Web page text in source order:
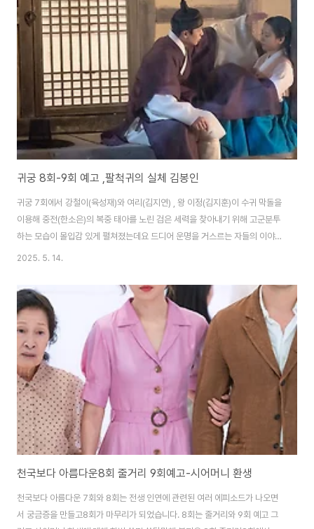
해 온몸을 던지는 장면이 그려졌죠. 가슴이 쿵 내려앉고, 숨을 멈추게 했던 그
순간. 그 절절한 희생과 고통은 시청률로도 이어졌습니다 OTT 통합 플랫폼 키
노라이츠에서 발표한 순위5월 2주 차(5월 5일~11일)에서 OTT ..
귀궁 8회-9회 예고 ,팔척귀의 실체 김봉인
귀궁 7회에서 강철이(육성재)와 여리(김지연) , 왕 이정(김지훈)이 수귀 막돌을
이용해 중전(한소은)의 복중 태아를 노린 검은 세력을 찾아내기 위해 고군분투
하는 모습이 몰입감 있게 펼쳐졌는데요 드디어 운명을 거스르는 자들의 이야기
귀궁이 여덟 번째를 열었습니다. JTBC 드라마 귀궁 8회에서는 숨겨진 진실이
들던 검은 세력의 실체, 사랑과 죄책감 사이에 놓인 여리, 그리고 드러나는 ‘팔
척귀’의 과거까지… 모든 이야기가 한 점으로 수렴되기 시작했는데.... 그동안
베일에 싸여 있던 궁궐의 흑막이 드디어 실체를 드러나고 그 중심엔 다름 아닌
왕 이정(김지훈 분)의 외조부, 김봉인(손병호 분)이 있었습니다. 신뢰하던 이의
..
2025. 5. 14.
천국보다 아름다운8회 줄거리 9회예고-시어머니 환생
천국보다 아름다운 7회와 8회는 전생 인연에 관련된 여러 에피소드가 나오면
서 궁금증을 만들고8회가 마무리가 되었습니다. 8회는 줄거리와 9회 예고 그